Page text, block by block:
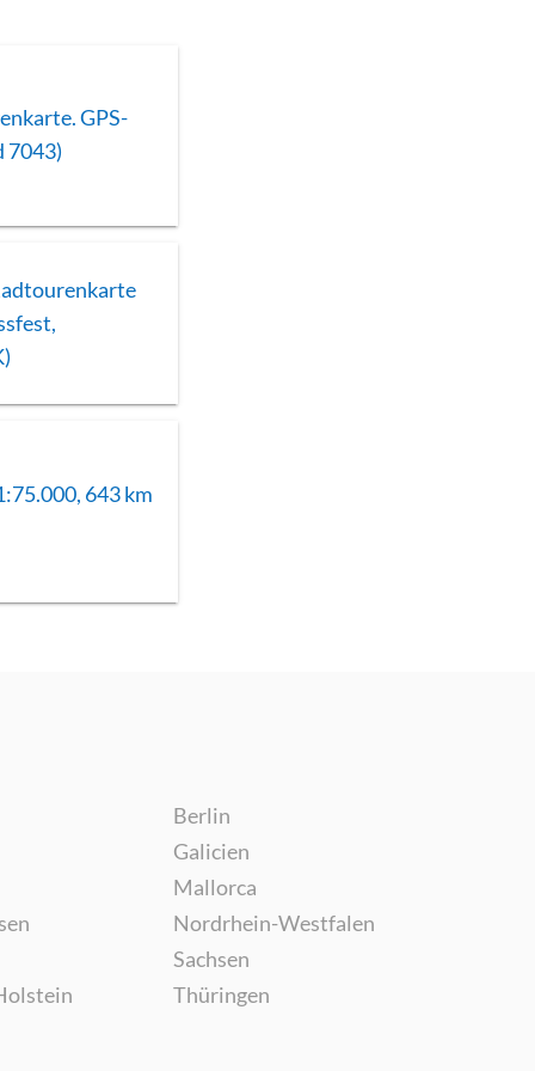
GPS-
7043)
643 km
Berlin
Galicien
Mallorca
Nordrhein-Westfalen
Sachsen
Thüringen